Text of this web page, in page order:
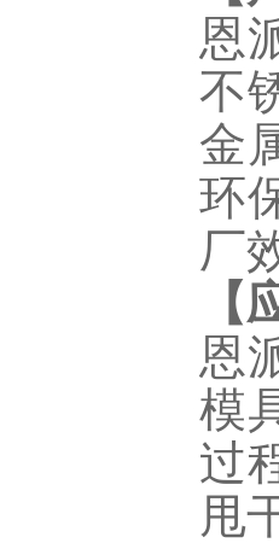
恩
不
金
环
厂
【
恩
模
过
甩